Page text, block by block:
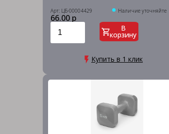
Арт: ЦБ-00004429 Наличие уточняйте
66.00 р
В
корзину
Купить в 1 клик